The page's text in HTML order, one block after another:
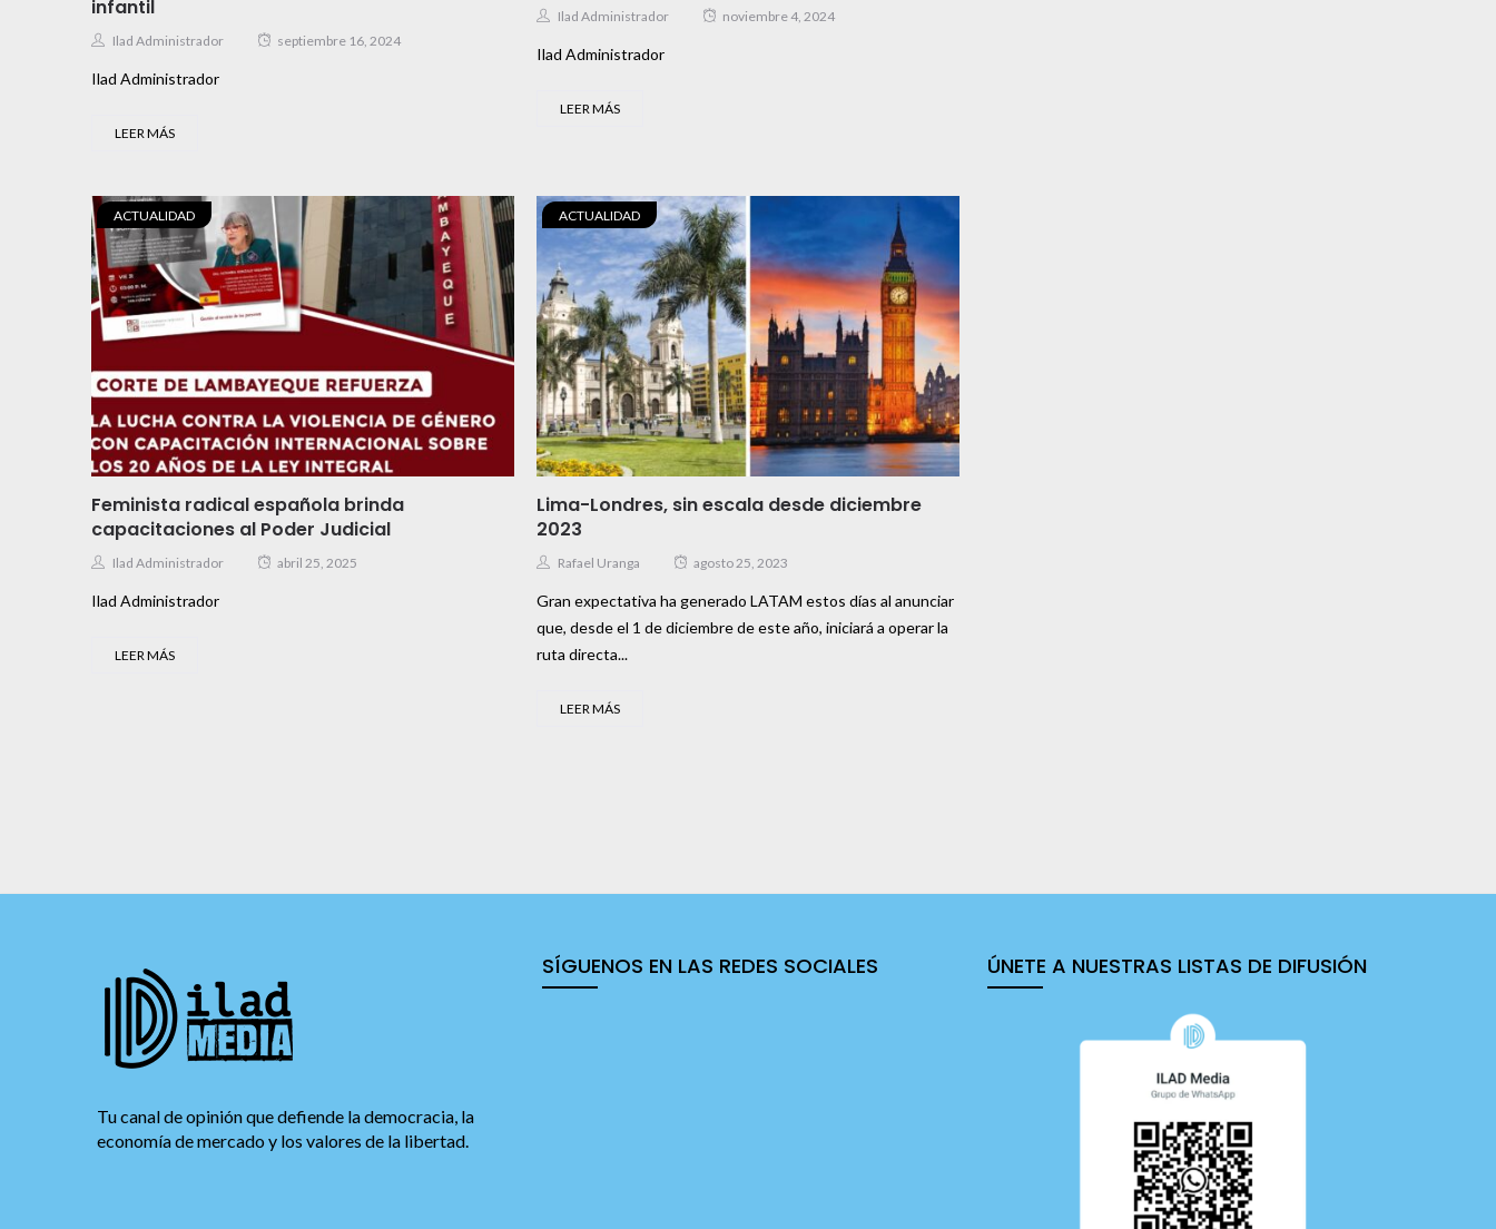
infantil
Ilad Administrador septiembre 16, 2024
Ilad Administrador
LEER MÁS
Ilad Administrador noviembre 4, 2024
Ilad Administrador
LEER MÁS
ACTUALIDAD
Feminista radical española brinda
capacitaciones al Poder Judicial
Ilad Administrador abril 25, 2025
Ilad Administrador
LEER MÁS
ACTUALIDAD
Lima-Londres, sin escala desde diciembre
2023
Rafael Uranga agosto 25, 2023
Gran expectativa ha generado LATAM estos días al anunciar
que, desde el 1 de diciembre de este año, iniciará a operar la
ruta directa...
LEER MÁS
Tu canal de opinión que defiende la democracia, la
economía de mercado y los valores de la libertad.
SÍGUENOS EN LAS REDES SOCIALES ÚNETE A NUESTRAS LISTAS DE DIFUSIÓN